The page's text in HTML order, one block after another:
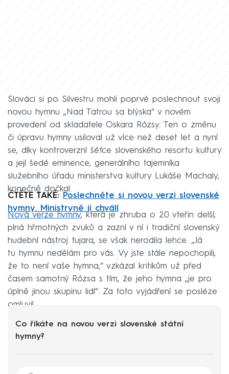
Slováci si po Silvestru mohli poprvé poslechnout svoji
novou hymnu „Nad Tatrou sa blýska“ v novém
provedení od skladatele Oskara Rózsy. Ten o změnu
či úpravu hymny usiloval už více než deset let a nyní
se, díky kontroverzní šéfce slovenského resortu kultury
a její šedé eminence, generálního tajemníka
služebního úřadu ministerstva kultury Lukáše Machaly,
konečně dočkal.
ČTĚTE TAKÉ:
Poslechněte si novou verzi slovenské
hymny. Ministryně ji chválí
Nová verze hymny, která je zhruba o 20 vteřin delší,
plná hřmotných zvuků a zazní v ní i tradiční slovenský
hudební nástroj fujara, se však nerodila lehce. „Já
tu hymnu nedělám pro vás. Vy jste stále nepochopili,
že to není vaše hymna,“ vzkázal kritikům už před
časem samotný Rózsa s tím, že jeho hymna „je pro
úplně jinou skupinu lidí“. Za toto vyjádření se posléze
omluvil.
Co říkáte na novou verzi slovenské státní
hymny?